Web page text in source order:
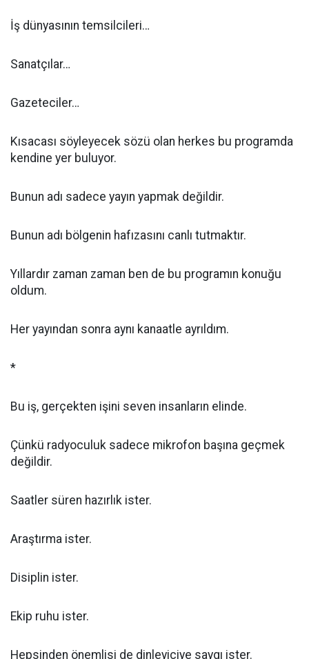
İş dünyasının temsilcileri…
Sanatçılar…
Gazeteciler…
Kısacası söyleyecek sözü olan herkes bu programda
kendine yer buluyor.
Bunun adı sadece yayın yapmak değildir.
Bunun adı bölgenin hafızasını canlı tutmaktır.
Yıllardır zaman zaman ben de bu programın konuğu
oldum.
Her yayından sonra aynı kanaatle ayrıldım.
*
Bu iş, gerçekten işini seven insanların elinde.
Çünkü radyoculuk sadece mikrofon başına geçmek
değildir.
Saatler süren hazırlık ister.
Araştırma ister.
Disiplin ister.
Ekip ruhu ister.
Hepsinden önemlisi de dinleyiciye saygı ister.